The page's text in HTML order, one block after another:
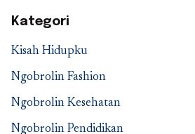
Kategori
Kisah Hidupku
Ngobrolin Fashion
Ngobrolin Kesehatan
Ngobrolin Pendidikan